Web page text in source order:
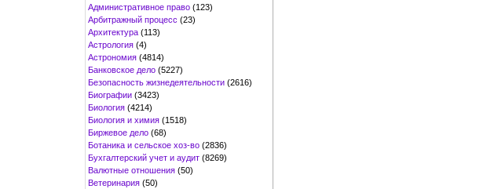
Административное право (123)
Арбитражный процесс (23)
Архитектура (113)
Астрология (4)
Астрономия (4814)
Банковское дело (5227)
Безопасность жизнедеятельности (2616)
Биографии (3423)
Биология (4214)
Биология и химия (1518)
Биржевое дело (68)
Ботаника и сельское хоз-во (2836)
Бухгалтерский учет и аудит (8269)
Валютные отношения (50)
Ветеринария (50)